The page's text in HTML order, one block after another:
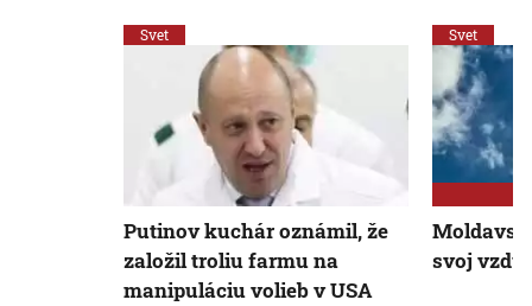
Svet
Putinov kuchár oznámil, že
založil troliu farmu na
manipuláciu volieb v USA
Svet
svoj